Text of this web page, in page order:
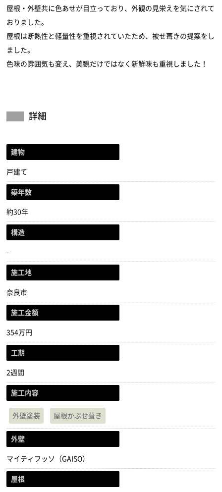
屋根・外壁共に色あせが目立っており、外観の見栄えを気にされて
おりました。
屋根は断熱性と軽量性を重視されていたため、被せ葺きの提案をし
ました。
色味の雰囲気も変え、美観だけではなく新鮮味も重視しました！
詳細
建物
戸建て
築年数
約30年
構造
-
施工地
奈良市
施工金額
354万円
工期
2週間
施工内容
外壁塗装 屋根かぶせ葺き
外壁
マイティフッソ（GAISO）
屋根